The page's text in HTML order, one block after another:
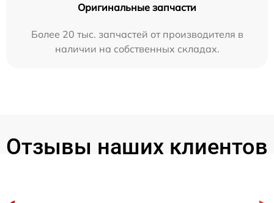
Оригинальные запчасти
Более 20 тыс. запчастей от производителя в
наличии на собственных складах.
Отзывы наших клиентов